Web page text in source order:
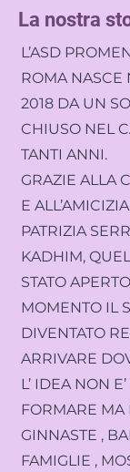
La nostra
L’ASD
ROMA NASCE
2018 DA UN
CHIUSO NEL
TANTI ANNI.
GRAZIE ALLA
E
PATRIZIA
KADHIM,
STATO
MOMENTO IL
DIVENTATO
ARRIVARE
L’ IDEA NON
FORMARE MA
GINNASTE ,
FAMIGLIE ,